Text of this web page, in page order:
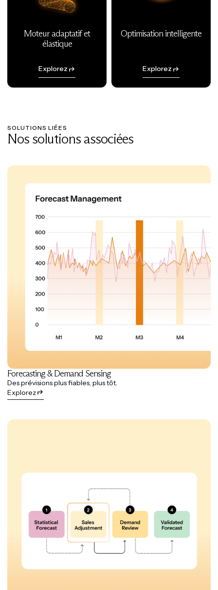
Moteur adaptatif et
élastique
Explorez
Optimisation intelligente
Explorez
SOLUTIONS LIÉES
Nos solutions associées
Forecasting & Demand Sensing
Des prévisions plus fiables, plus tôt.
Explorez